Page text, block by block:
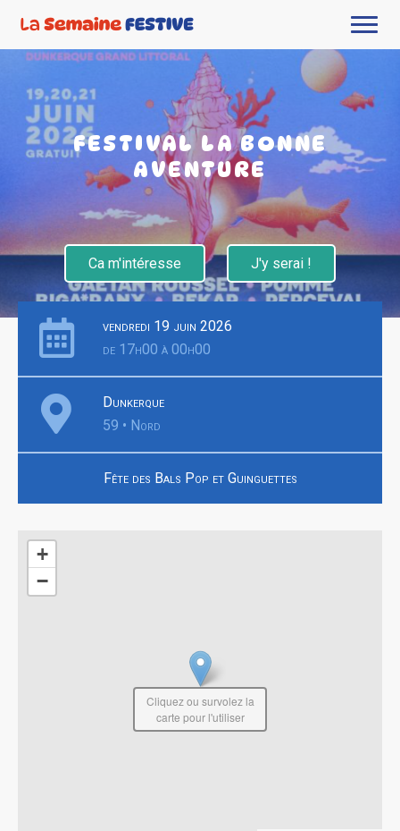
FESTIVAL LA BONNE
AVENTURE
Ca m'intéresse J'y serai !
vendredi 19 juin 2026
de 17h00 à 00h00
Dunkerque
59 • Nord
Fête des Bals Pop et Guinguettes
+
−
Cliquez ou survolez la
carte pour l'utiliser